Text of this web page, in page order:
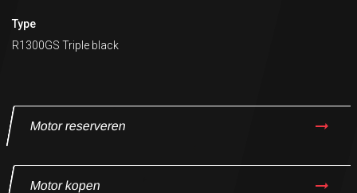
Type
R1300GS Triple black
Motor reserveren
Motor kopen